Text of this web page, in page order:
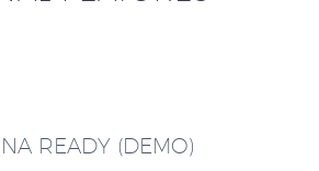
READY (DEMO)